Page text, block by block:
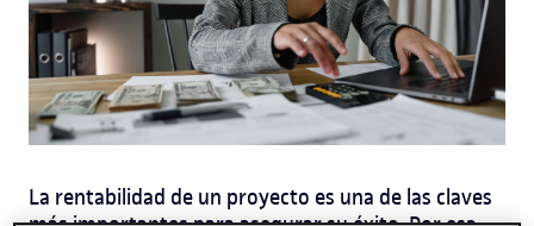
La rentabilidad de un proyecto es una de las claves